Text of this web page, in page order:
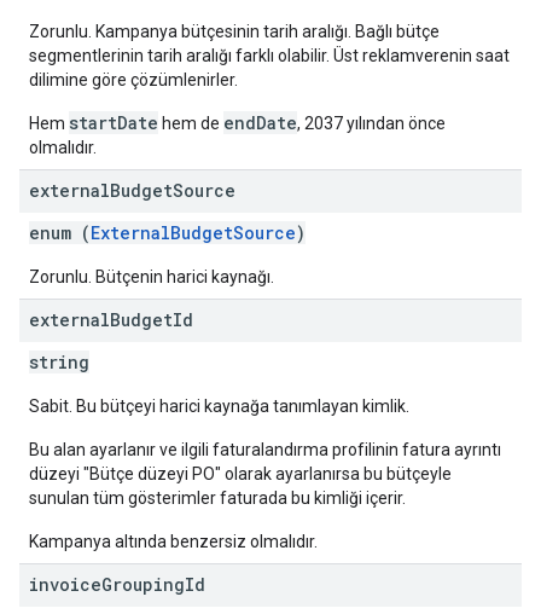
Zorunlu. Kampanya bütçesinin tarih aralığı. Bağlı bütçe
segmentlerinin tarih aralığı farklı olabilir. Üst reklamverenin saat
dilimine göre çözümlenirler.
Hem startDate hem de endDate, 2037 yılından önce
olmalıdır.
externalBudgetSource
enum (ExternalBudgetSource)
Zorunlu. Bütçenin harici kaynağı.
externalBudgetId
string
Sabit. Bu bütçeyi harici kaynağa tanımlayan kimlik.
Bu alan ayarlanır ve ilgili faturalandırma profilinin fatura ayrıntı
düzeyi "Bütçe düzeyi PO" olarak ayarlanırsa bu bütçeyle
sunulan tüm gösterimler faturada bu kimliği içerir.
Kampanya altında benzersiz olmalıdır.
invoiceGroupingId